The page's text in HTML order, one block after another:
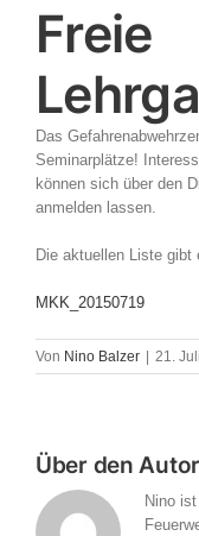
Freie
Das
Seminarplätze!
können sich über den
anmelden lassen.
Die aktuellen Liste gibt
MKK_20150719
Von Nino Balzer | 21.
Über den
Nino